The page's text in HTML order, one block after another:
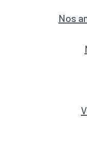
Nos